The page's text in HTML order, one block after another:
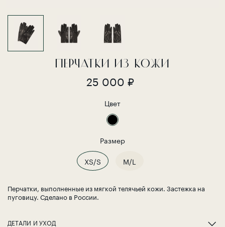
ПЕРЧАТКИ ИЗ КОЖИ
25 000 ₽
Цвет
Размер
XS/S
M/L
Перчатки, выполненные из мягкой телячьей кожи. Застежка на
пуговицу. Сделано в России.
ДЕТАЛИ И УХОД